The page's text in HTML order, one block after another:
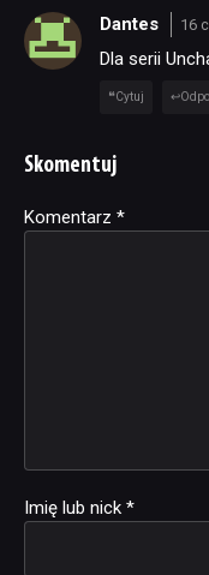
Dantes 16
Dla serii
Cytuj
Skomentuj
Komentarz *
Imię lub nick *
Alternative: